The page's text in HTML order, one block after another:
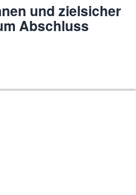
und zielsicher
Abschluss